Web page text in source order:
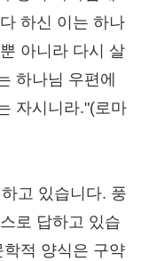
하신 이는 하나
아니라 다시 살
하나님 우편에
자시니라."(로마
고 있습니다. 풍
로 답하고 있습
적 양식은 구약